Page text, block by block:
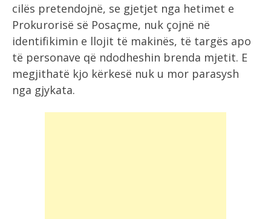
cilës pretendojnë, se gjetjet nga hetimet e
Prokurorisë së Posaçme, nuk çojnë në
identifikimin e llojit të makinës, të targës apo
të personave që ndodheshin brenda mjetit. E
megjithatë kjo kërkesë nuk u mor parasysh
nga gjykata.